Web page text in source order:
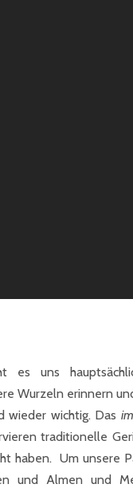
es uns
Wurzeln erinnern
wieder wichtig. Das
traditionelle
haben. Um unsere
und Almen und